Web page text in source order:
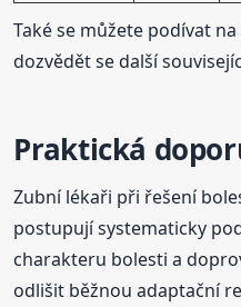
Také se můžete podívat
dozvědět se další
Praktická
Zubní lékaři při řešení
postupují systematicky
charakteru bolesti a
odlišit běžnou adaptační